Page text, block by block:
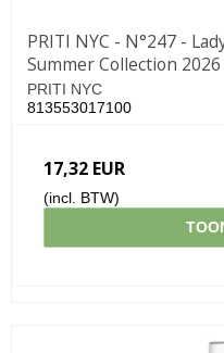
PRITI NYC - N°247 -
Summer Collection 2026
PRITI NYC
813553017100
17,32 EUR
(incl. BTW)